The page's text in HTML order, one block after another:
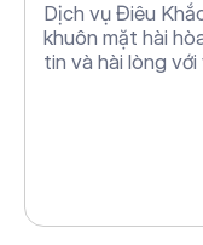
Dịch vụ Điêu
khuôn mặt hài
tin và hài lòng với